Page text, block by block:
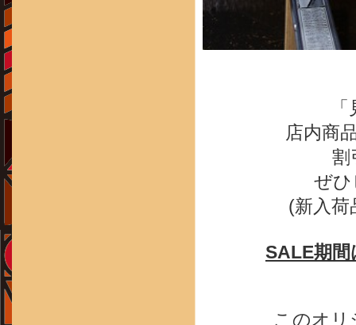
店内商
割
ぜ
(新入荷
SALE期間
このオリ